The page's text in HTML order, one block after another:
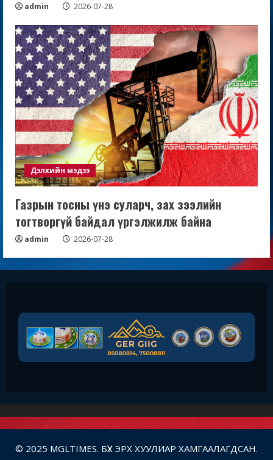
admin 2026-07-28
Дэлхийн мэдээ
Газрын тосны үнэ суларч, зах зээлийн
тогтворгүй байдал үргэлжилж байна
admin 2026-07-28
© 2025 MGLTIMES. БҮХ ЭРХ ХУУЛИАР ХАМГААЛАГДСАН.